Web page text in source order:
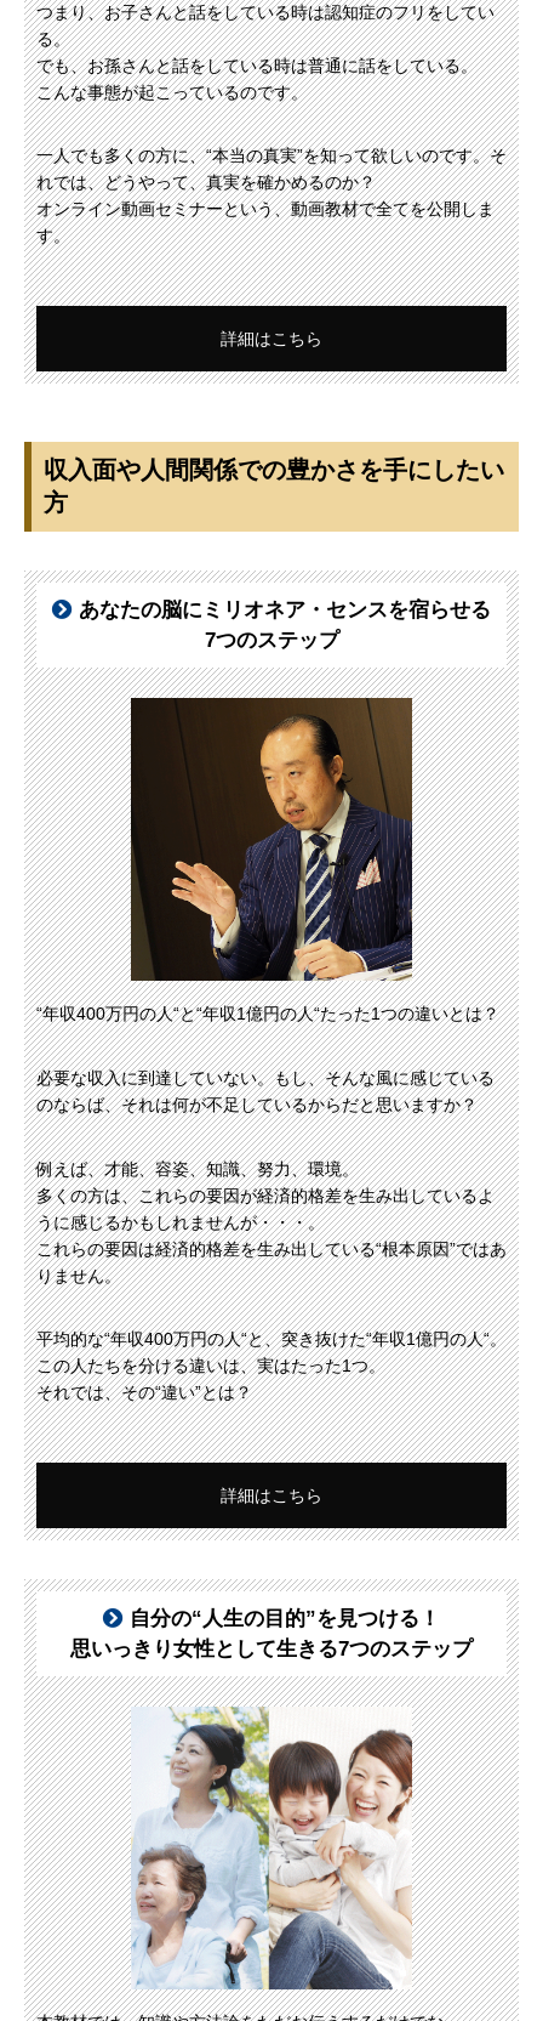
つまり、お子さんと話をしている時は認知症のフリをしてい
る。
でも、お孫さんと話をしている時は普通に話をしている。
こんな事態が起こっているのです。
一人でも多くの方に、“本当の真実”を知って欲しいのです。そ
れでは、どうやって、真実を確かめるのか？
オンライン動画セミナーという、動画教材で全てを公開しま
す。
詳細はこちら
収入面や人間関係での豊かさを手にしたい
方
あなたの脳にミリオネア・センスを宿らせる
7つのステップ
“年収400万円の人“と“年収1億円の人“たった1つの違いとは？
必要な収入に到達していない。もし、そんな風に感じている
のならば、それは何が不足しているからだと思いますか？
例えば、才能、容姿、知識、努力、環境。
多くの方は、これらの要因が経済的格差を生み出しているよ
うに感じるかもしれませんが・・・。
これらの要因は経済的格差を生み出している“根本原因”ではあ
りません。
平均的な“年収400万円の人“と、突き抜けた“年収1億円の人“。
この人たちを分ける違いは、実はたった1つ。
それでは、その“違い”とは？
詳細はこちら
自分の“人生の目的”を見つける！
思いっきり女性として生きる7つのステップ